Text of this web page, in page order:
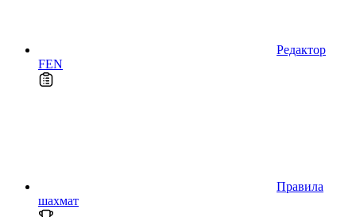
Редактор
FEN
Правила
шахмат